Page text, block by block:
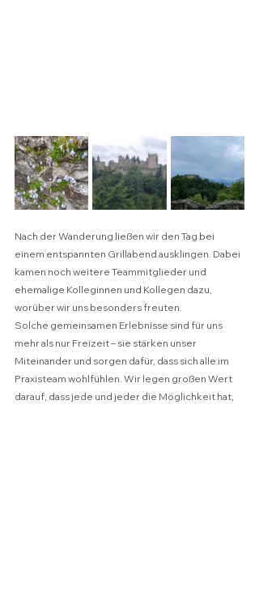
Nach der Wanderung ließen wir den Tag bei
einem entspannten Grillabend ausklingen. Dabei
kamen noch weitere Teammitglieder und
ehemalige Kolleginnen und Kollegen dazu,
worüber wir uns besonders freuten.
Solche gemeinsamen Erlebnisse sind für uns
mehr als nur Freizeit – sie stärken unser
Miteinander und sorgen dafür, dass sich alle im
Praxisteam wohlfühlen. Wir legen großen Wert
darauf, dass jede und jeder die Möglichkeit hat,